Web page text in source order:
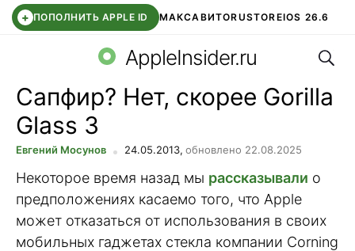
+ ПОПОЛНИТЬ APPLE ID МАКСАВИТОRUSTOREIOS 26.6
СБЕР КИДС ВТБ ОНЛАЙН ЧАТ В ROBLOX
AppleInsider.ru
Сапфир? Нет, скорее Gorilla
Glass 3
Евгений Мосунов 24.05.2013, обновлено 22.08.2025
Некоторое время назад мы рассказывали о
предположениях касаемо того, что Apple
может отказаться от использования в своих
мобильных гаджетах стекла компании Corning